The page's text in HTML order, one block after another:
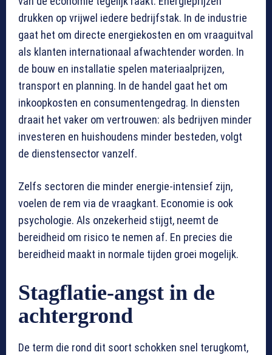
drukken op vrijwel iedere bedrijfstak. In de industrie
gaat het om directe energiekosten en om vraaguitval
als klanten internationaal afwachtender worden. In
de bouw en installatie spelen materiaalprijzen,
transport en planning. In de handel gaat het om
inkoopkosten en consumentengedrag. In diensten
draait het vaker om vertrouwen: als bedrijven minder
investeren en huishoudens minder besteden, volgt
de dienstensector vanzelf.
Zelfs sectoren die minder energie-intensief zijn,
voelen de rem via de vraagkant. Economie is ook
psychologie. Als onzekerheid stijgt, neemt de
bereidheid om risico te nemen af. En precies die
bereidheid maakt in normale tijden groei mogelijk.
Stagflatie-angst in de
achtergrond
De term die rond dit soort schokken snel terugkomt,